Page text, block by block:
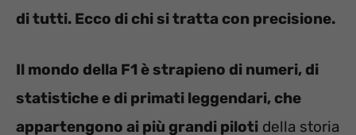
di tutti. Ecco di chi si tratta con precisione.
Il mondo della F1 è strapieno di numeri, di
statistiche e di primati leggendari, che
appartengono ai più grandi piloti della storia